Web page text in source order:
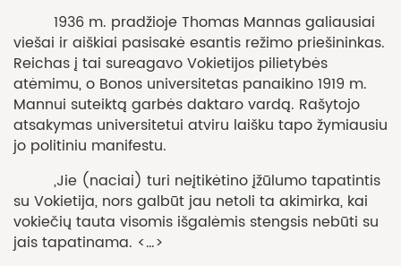
1936 m. pradžioje Thomas Mannas galiausiai
viešai ir aiškiai pasisakė esantis režimo priešininkas.
Reichas į tai sureagavo Vokietijos pilietybės
atėmimu, o Bonos universitetas panaikino 1919 m.
Mannui suteiktą garbės daktaro vardą. Rašytojo
atsakymas universitetui atviru laišku tapo žymiausiu
jo politiniu manifestu.
„Jie (naciai) turi neįtikėtino įžūlumo tapatintis
su Vokietija, nors galbūt jau netoli ta akimirka, kai
vokiečių tauta visomis išgalėmis stengsis nebūti su
jais tapatinama. <…>